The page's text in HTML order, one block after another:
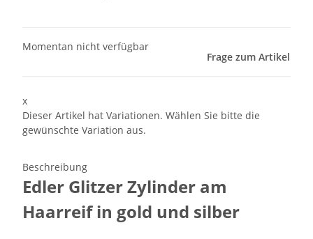
Momentan nicht verfügbar
Frage zum Artikel
x
Dieser Artikel hat Variationen. Wählen Sie bitte die
gewünschte Variation aus.
Beschreibung
Edler Glitzer Zylinder am
Haarreif in gold und silber